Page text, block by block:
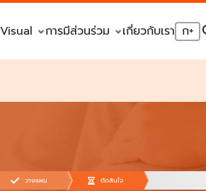
Visual การมีส่วนร่วม เกี่ยวกับเรา ก+
วางแผน ตัดสินใจ